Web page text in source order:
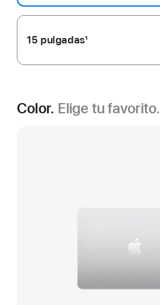
a
pie
página
15 pulgadas
a
página
1
Color. Elige tu favorito.